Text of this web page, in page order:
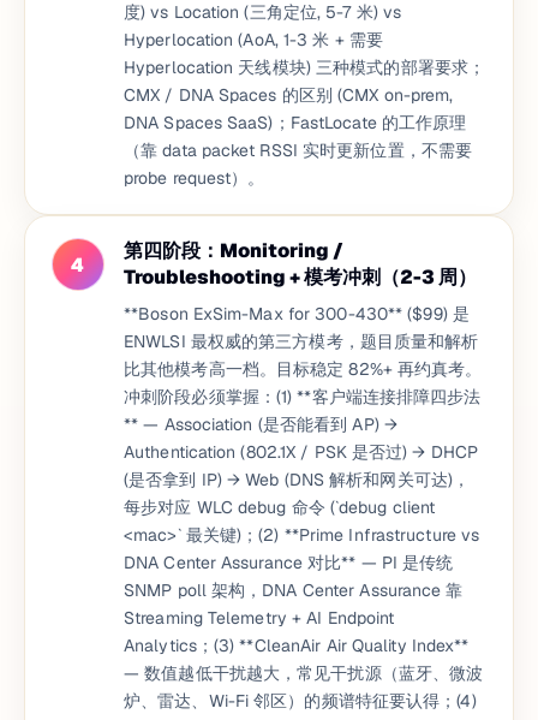
度) vs Location (三角定位, 5-7 米) vs
Hyperlocation (AoA, 1-3 米 + 需要
Hyperlocation 天线模块) 三种模式的部署要求；
CMX / DNA Spaces 的区别 (CMX on-prem,
DNA Spaces SaaS)；FastLocate 的工作原理
（靠 data packet RSSI 实时更新位置，不需要
probe request）。
4
第四阶段：Monitoring /
Troubleshooting + 模考冲刺（2-3 周）
**Boson ExSim-Max for 300-430** ($99) 是
ENWLSI 最权威的第三方模考，题目质量和解析
比其他模考高一档。目标稳定 82%+ 再约真考。
冲刺阶段必须掌握：(1) **客户端连接排障四步法
** — Association (是否能看到 AP) →
Authentication (802.1X / PSK 是否过) → DHCP
(是否拿到 IP) → Web (DNS 解析和网关可达)，
每步对应 WLC debug 命令 (`debug client
<mac>` 最关键)；(2) **Prime Infrastructure vs
DNA Center Assurance 对比** — PI 是传统
SNMP poll 架构，DNA Center Assurance 靠
Streaming Telemetry + AI Endpoint
Analytics；(3) **CleanAir Air Quality Index**
— 数值越低干扰越大，常见干扰源（蓝牙、微波
炉、雷达、Wi-Fi 邻区）的频谱特征要认得；(4)